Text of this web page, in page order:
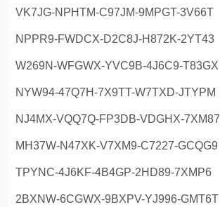
VK7JG-NPHTM-C97JM-9MPGT-3V66T
NPPR9-FWDCX-D2C8J-H872K-2YT43
W269N-WFGWX-YVC9B-4J6C9-T83GX
NYW94-47Q7H-7X9TT-W7TXD-JTYPM
NJ4MX-VQQ7Q-FP3DB-VDGHX-7XM87
MH37W-N47XK-V7XM9-C7227-GCQG9
TPYNC-4J6KF-4B4GP-2HD89-7XMP6
2BXNW-6CGWX-9BXPV-YJ996-GMT6T